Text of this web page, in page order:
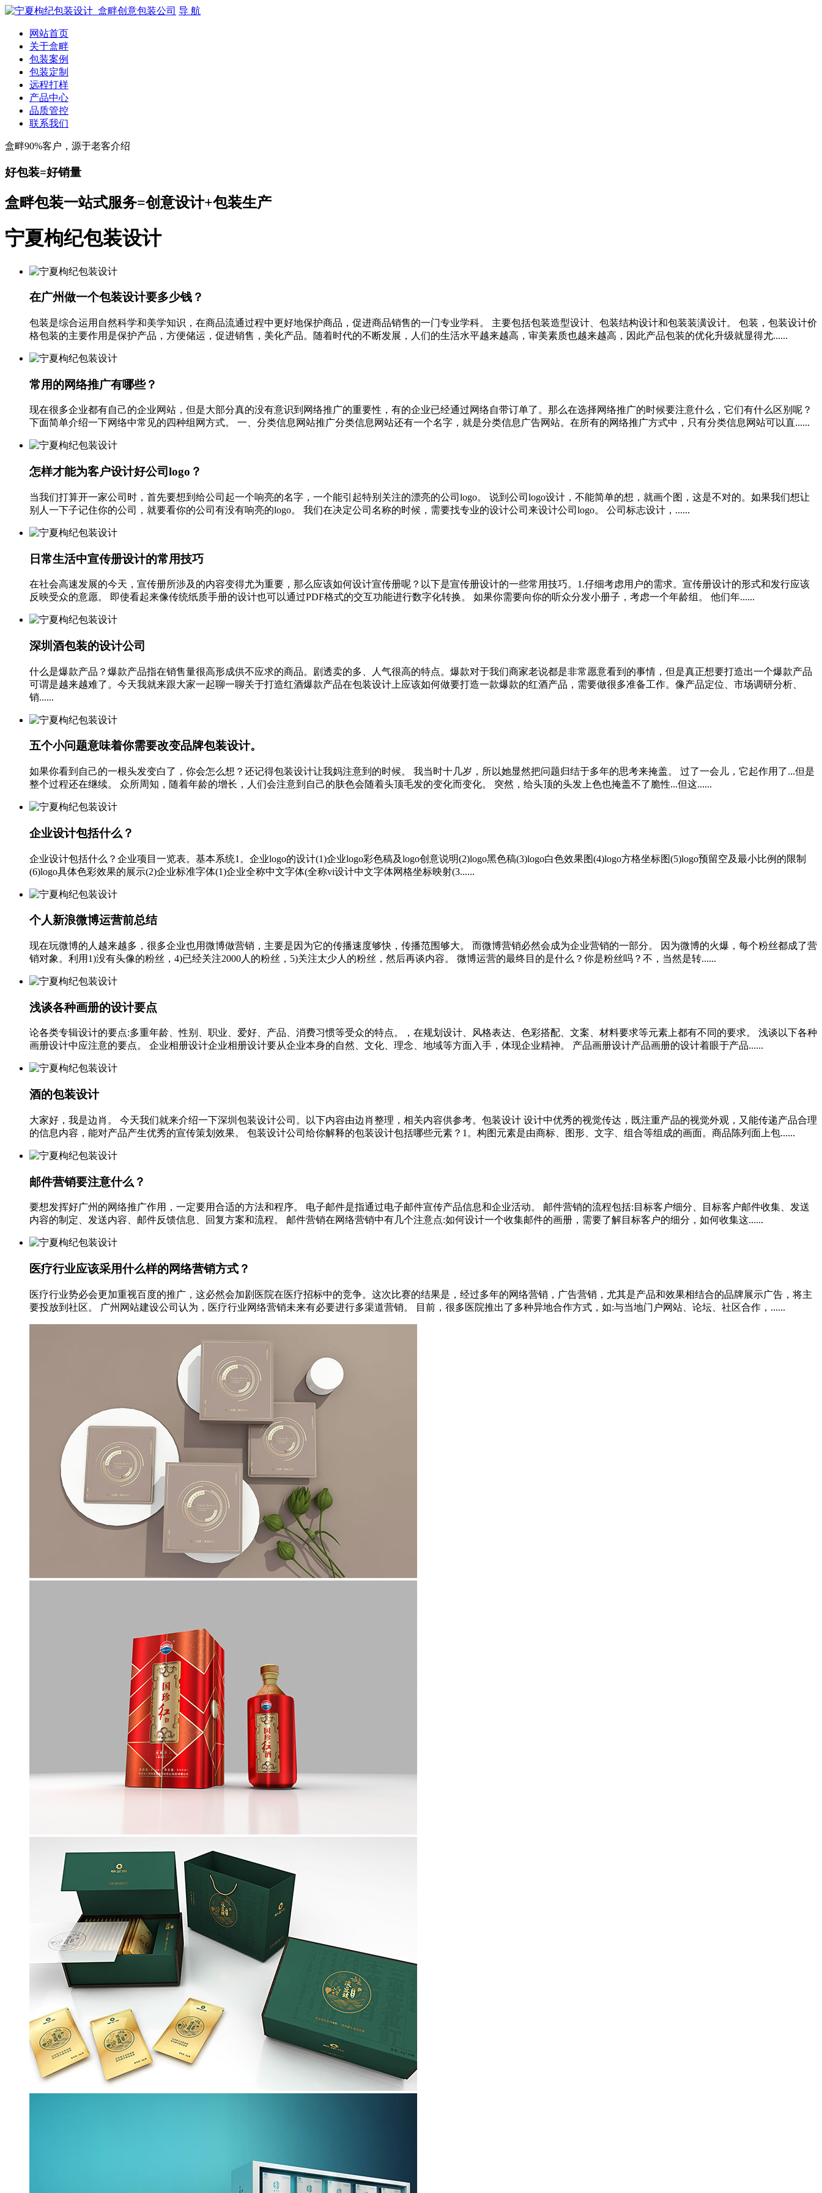
导 航
网站首页
关于盒畔
包装案例
包装定制
远程打样
产品中心
品质管控
联系我们
盒畔90%客户，源于老客介绍
好包装=好销量
盒畔包装一站式服务=创意设计+包装生产
宁夏枸纪包装设计
在广州做一个包装设计要多少钱？
包装是综合运用自然科学和美学知识，在商品流通过程中更好地保护商品，促进商品销售的一门专业学科。 主要包括包装造型设计、包装结构设计和包装装潢设计。 包装，包装设计价
格包装的主要作用是保护产品，方便储运，促进销售，美化产品。随着时代的不断发展，人们的生活水平越来越高，审美素质也越来越高，因此产品包装的优化升级就显得尤......
常用的网络推广有哪些？
现在很多企业都有自己的企业网站，但是大部分真的没有意识到网络推广的重要性，有的企业已经通过网络自带订单了。那么在选择网络推广的时候要注意什么，它们有什么区别呢？
下面简单介绍一下网络中常见的四种组网方式。 一、分类信息网站推广分类信息网站还有一个名字，就是分类信息广告网站。在所有的网络推广方式中，只有分类信息网站可以直......
怎样才能为客户设计好公司logo？
当我们打算开一家公司时，首先要想到给公司起一个响亮的名字，一个能引起特别关注的漂亮的公司logo。 说到公司logo设计，不能简单的想，就画个图，这是不对的。如果我们想让
别人一下子记住你的公司，就要看你的公司有没有响亮的logo。 我们在决定公司名称的时候，需要找专业的设计公司来设计公司logo。 公司标志设计，......
日常生活中宣传册设计的常用技巧
在社会高速发展的今天，宣传册所涉及的内容变得尤为重要，那么应该如何设计宣传册呢？以下是宣传册设计的一些常用技巧。1.仔细考虑用户的需求。宣传册设计的形式和发行应该
反映受众的意愿。 即使看起来像传统纸质手册的设计也可以通过PDF格式的交互功能进行数字化转换。 如果你需要向你的听众分发小册子，考虑一个年龄组。 他们年......
深圳酒包装的设计公司
什么是爆款产品？爆款产品指在销售量很高形成供不应求的商品。剧透卖的多、人气很高的特点。爆款对于我们商家老说都是非常愿意看到的事情，但是真正想要打造出一个爆款产品
可谓是越来越难了。今天我就来跟大家一起聊一聊关于打造红酒爆款产品在包装设计上应该如何做要打造一款爆款的红酒产品，需要做很多准备工作。像产品定位、市场调研分析、
销......
五个小问题意味着你需要改变品牌包装设计。
如果你看到自己的一根头发变白了，你会怎么想？还记得包装设计让我妈注意到的时候。 我当时十几岁，所以她显然把问题归结于多年的思考来掩盖。 过了一会儿，它起作用了...但是
整个过程还在继续。 众所周知，随着年龄的增长，人们会注意到自己的肤色会随着头顶毛发的变化而变化。 突然，给头顶的头发上色也掩盖不了脆性...但这......
企业设计包括什么？
企业设计包括什么？企业项目一览表。基本系统1。企业logo的设计(1)企业logo彩色稿及logo创意说明(2)logo黑色稿(3)logo白色效果图(4)logo方格坐标图(5)logo预留空及最小比例的限制
(6)logo具体色彩效果的展示(2)企业标准字体(1)企业全称中文字体(全称vi设计中文字体网格坐标映射(3......
个人新浪微博运营前总结
现在玩微博的人越来越多，很多企业也用微博做营销，主要是因为它的传播速度够快，传播范围够大。 而微博营销必然会成为企业营销的一部分。 因为微博的火爆，每个粉丝都成了营
销对象。利用1)没有头像的粉丝，4)已经关注2000人的粉丝，5)关注太少人的粉丝，然后再谈内容。 微博运营的最终目的是什么？你是粉丝吗？不，当然是转......
浅谈各种画册的设计要点
论各类专辑设计的要点:多重年龄、性别、职业、爱好、产品、消费习惯等受众的特点。，在规划设计、风格表达、色彩搭配、文案、材料要求等元素上都有不同的要求。 浅谈以下各种
画册设计中应注意的要点。 企业相册设计企业相册设计要从企业本身的自然、文化、理念、地域等方面入手，体现企业精神。 产品画册设计产品画册的设计着眼于产品......
酒的包装设计
大家好，我是边肖。 今天我们就来介绍一下深圳包装设计公司。以下内容由边肖整理，相关内容供参考。包装设计 设计中优秀的视觉传达，既注重产品的视觉外观，又能传递产品合理
的信息内容，能对产品产生优秀的宣传策划效果。 包装设计公司给你解释的包装设计包括哪些元素？1。构图元素是由商标、图形、文字、组合等组成的画面。商品陈列面上包......
邮件营销要注意什么？
要想发挥好广州的网络推广作用，一定要用合适的方法和程序。 电子邮件是指通过电子邮件宣传产品信息和企业活动。 邮件营销的流程包括:目标客户细分、目标客户邮件收集、发送
内容的制定、发送内容、邮件反馈信息、回复方案和流程。 邮件营销在网络营销中有几个注意点:如何设计一个收集邮件的画册，需要了解目标客户的细分，如何收集这......
医疗行业应该采用什么样的网络营销方式？
医疗行业势必会更加重视百度的推广，这必然会加剧医院在医疗招标中的竞争。这次比赛的结果是，经过多年的网络营销，广告营销，尤其是产品和效果相结合的品牌展示广告，将主
要投放到社区。 广州网站建设公司认为，医疗行业网络营销未来有必要进行多渠道营销。 目前，很多医院推出了多种异地合作方式，如:与当地门户网站、论坛、社区合作，......